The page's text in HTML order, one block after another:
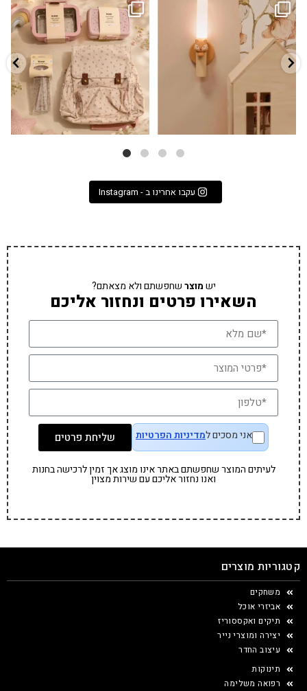
✨ חוזרים למסגרת בסטייל! ✨
הקולקציה החדשה...
9 4
גם פריט עיצובי לחדר, גם מנורת לילה
...
3 0
עקבו אחרינו ב - Instagram
ישמוצרשחפשתם ולא מצאתם?
השאירו פרטים ונחזור אליכם
אני מסכים למדיניות הפרטיות שליחת פרטים
לעיתים המוצר שחפשתם באתר אינו מוצג אך זמין לרכישה בחנות
ואנו נחזור אליכם עם שירות מצוין
קטגוריות מוצרים
משחקים
אביזרי אוכל
תיקים ואקססוריז
יצירה ומוצרי נייר
עיצוב החדר
תינוקות
רפואה משלימה